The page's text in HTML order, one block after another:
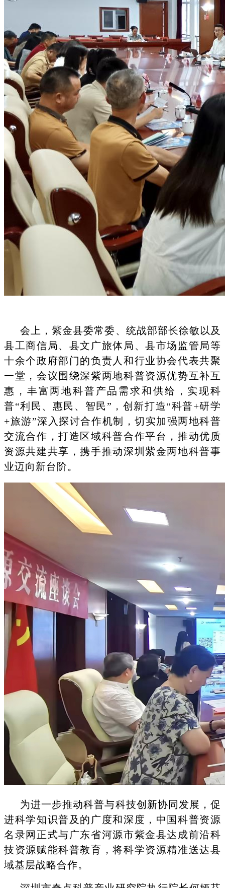
会上，紫金县委常委、统战部部长徐敏以及
县工商信局、县文广旅体局、县市场监管局等
十余个政府部门的负责人和行业协会代表共聚
一堂，会议围绕深紫两地科普资源优势互补互
惠，丰富两地科普产品需求和供给，实现科
普“利民、惠民、智民”，创新打造“科普+研学
+旅游”深入探讨合作机制，切实加强两地科普
交流合作，打造区域科普合作平台，推动优质
资源共建共享，携手推动深圳紫金两地科普事
业迈向新台阶。
为进一步推动科普与科技创新协同发展，促
进科学知识普及的广度和深度，中国科普资源
名录网正式与广东省河源市紫金县达成前沿科
技资源赋能科普教育，将科学资源精准送达县
域基层战略合作。